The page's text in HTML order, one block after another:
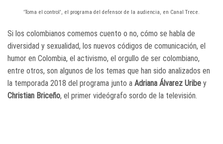
'Toma el control', el programa del defensor de la audiencia, en Canal Trece.
Si los colombianos comemos cuento o no, cómo se habla de
diversidad y sexualidad, los nuevos códigos de comunicación, el
humor en Colombia, el activismo, el orgullo de ser colombiano,
entre otros, son algunos de los temas que han sido analizados en
la temporada 2018 del programa junto a Adriana Álvarez Uribe y
Christian Briceño, el primer videógrafo sordo de la televisión.